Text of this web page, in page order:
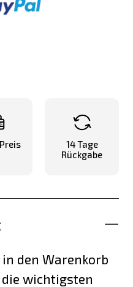
14 Tage
Rückgabe
den Warenkorb
wichtigsten